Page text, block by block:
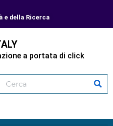
e della Ricerca
a portata di click